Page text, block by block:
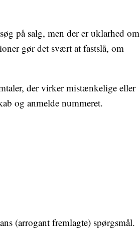
på salg, men der er uklarhed om
gør det svært at fastslå, om
der virker mistænkelige eller
og anmelde nummeret.
(arrogant fremlagte) spørgsmål.